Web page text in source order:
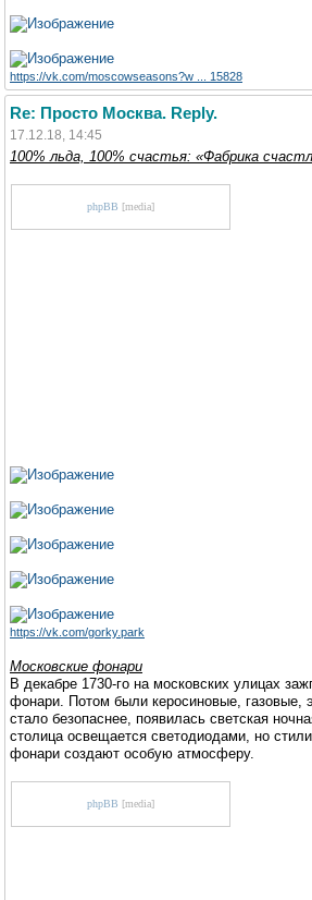
https://vk.com/moscowseasons?w ... 15828
Re: Просто Москва. Reply.
17.12.18, 14:45
100% льда, 100% счастья: «Фабрика
phpBB [media]
https://vk.com/gorky.park
Московские фонари
В декабре 1730-го на московских улицах
фонари. Потом были керосиновые, газовые,
стало безопаснее, появилась светская
столица освещается светодиодами, но
фонари создают особую атмосферу.
phpBB [media]